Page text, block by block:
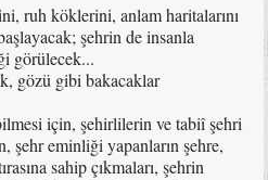
ruh köklerini, anlam haritalarını
şehrin de insanla
görülecek...
gözü gibi bakacaklar
için, şehirlilerin ve tabiî şehri
şehr eminliği yapanların şehre,
sahip çıkmaları, şehrin